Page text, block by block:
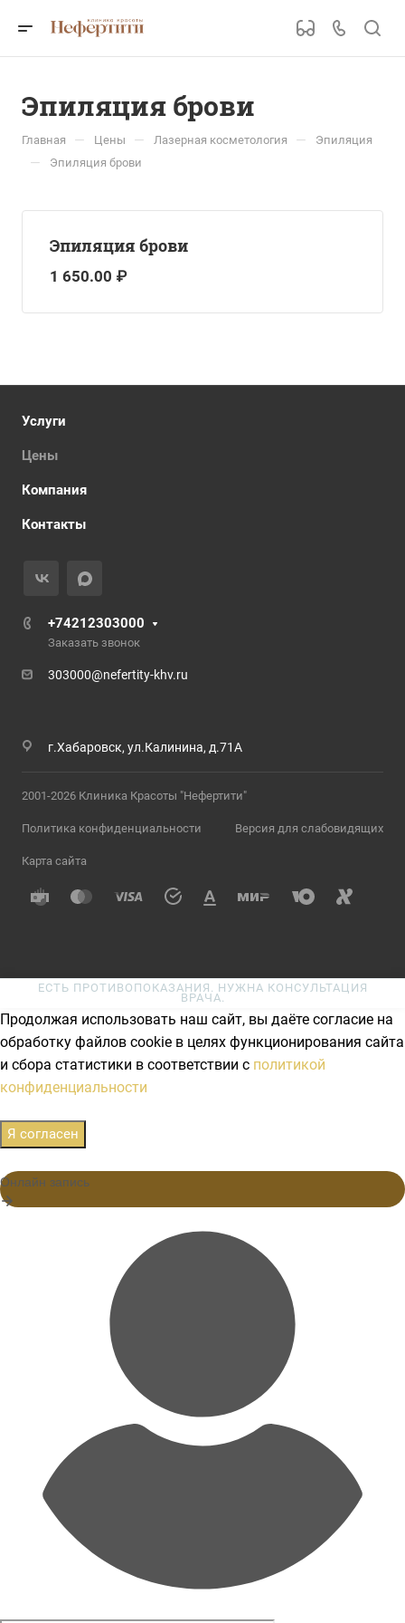
Эпиляция брови
Главная — Цены — Лазерная косметология — Эпиляция
— Эпиляция брови
Эпиляция брови
1 650.00 ₽
Услуги
Цены
Компания
Контакты
+74212303000
Заказать звонок
303000@nefertity-khv.ru
г.Хабаровск, ул.Калинина, д.71А
2001-2026 Клиника Красоты "Нефертити"
Политика конфиденциальности Версия для слабовидящих
Карта сайта
ЕСТЬ ПРОТИВОПОКАЗАНИЯ. НУЖНА КОНСУЛЬТАЦИЯ
ВРАЧА.
Продолжая использовать наш сайт, вы даёте согласие на
обработку файлов cookie в целях функционирования сайта
и сбора статистики в соответствии с политикой
конфиденциальности
Я согласен